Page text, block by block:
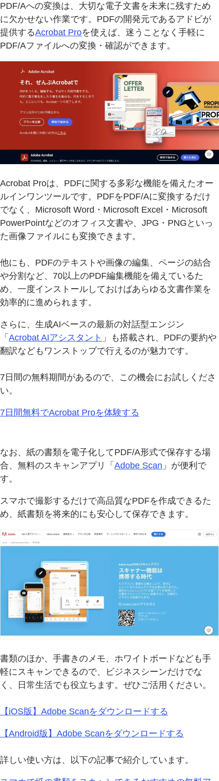
PDF/Aへの変換は、大切な電子文書を未来に残すため
に欠かせない作業です。PDFの開発元であるアドビが
提供するAcrobat Proを使えば、迷うことなく手軽に
PDF/Aファイルへの変換・確認ができます。
Acrobat Proは、PDFに関する多彩な機能を備えたオー
ルインワンツールです。PDFをPDF/Aに変換するだけ
でなく、Microsoft Word・Microsoft Excel・Microsoft
PowerPointなどのオフィス文書や、JPG・PNGといっ
た画像ファイルにも変換できます。
他にも、PDFのテキストや画像の編集、ページの結合
や分割など、70以上のPDF編集機能を備えているた
め、一度インストールしておけばあらゆる文書作業を
効率的に進められます。
さらに、生成AIベースの最新の対話型エンジン
「 Acrobat AIアシスタント 」も搭載され、PDFの要約や
翻訳などもワンストップで行えるのが魅力です。
7日間の無料期間があるので、この機会にお試しくださ
い。
7日間無料でAcrobat Proを体験する
なお、紙の書類を電子化してPDF/A形式で保存する場
合、無料のスキャンアプリ「 Adobe Scan 」が便利で
す。
スマホで撮影するだけで高品質なPDFを作成できるた
め、紙書類を将来的にも安心して保存できます。
書類のほか、手書きのメモ、ホワイトボードなども手
軽にスキャンできるので、ビジネスシーンだけでな
く、日常生活でも役立ちます。ぜひご活用ください。
【iOS版】Adobe Scanをダウンロードする
【Android版】Adobe Scanをダウンロードする
詳しい使い方は、以下の記事で紹介しています。